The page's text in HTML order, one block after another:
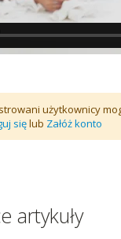
użytkownicy
sięlub Załóż konto
artykuły